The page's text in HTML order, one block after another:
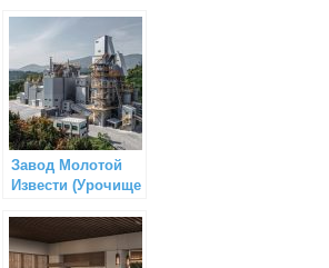
Завод Молотой
Извести (Урочище